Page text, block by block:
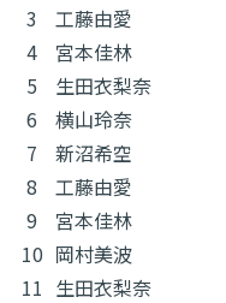
3
工藤由愛
4
宮本佳林
5
生田衣梨奈
6
横山玲奈
7
新沼希空
8
工藤由愛
9
宮本佳林
10 岡村美波
11 生田衣梨奈